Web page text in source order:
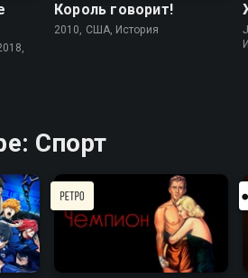
Король говорит!
2010, США, История
Спорт